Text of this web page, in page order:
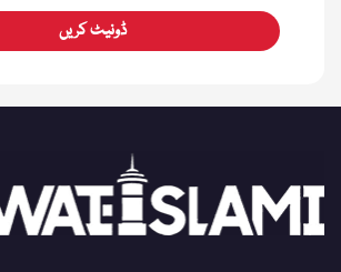
ڈونیٹ کریں